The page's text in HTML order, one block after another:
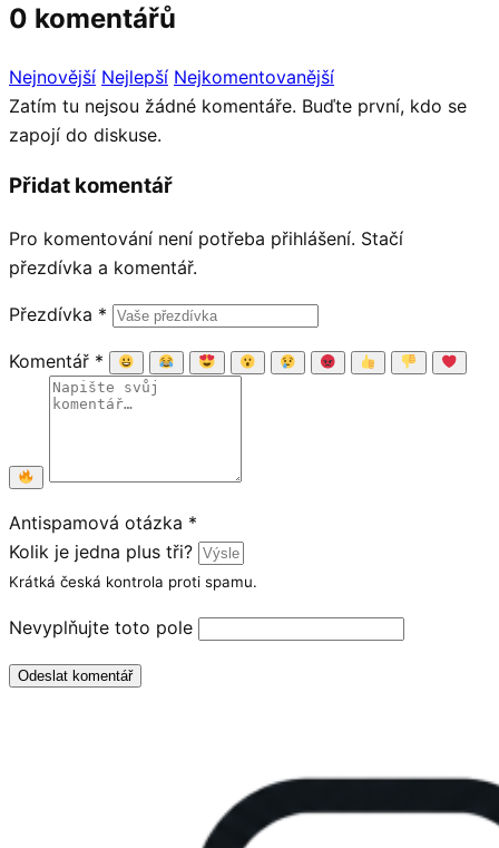
0 komentářů
Nejnovější Nejlepší Nejkomentovanější
Zatím tu nejsou žádné komentáře. Buďte první, kdo se
zapojí do diskuse.
Přidat komentář
Pro komentování není potřeba přihlášení. Stačí
přezdívka a komentář.
Přezdívka *
Komentář *
Antispamová otázka *
Kolik je jedna plus tři?
Krátká česká kontrola proti spamu.
Nevyplňujte toto pole
Odeslat komentář